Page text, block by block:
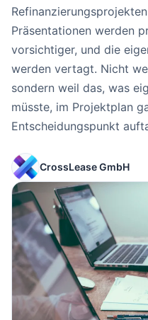
DE
Präsentationen werden
vorsichtiger, und die
werden vertagt. Nicht
sondern weil das, was
müsste, im Projektplan
Entscheidungspunkt
CrossLease GmbH